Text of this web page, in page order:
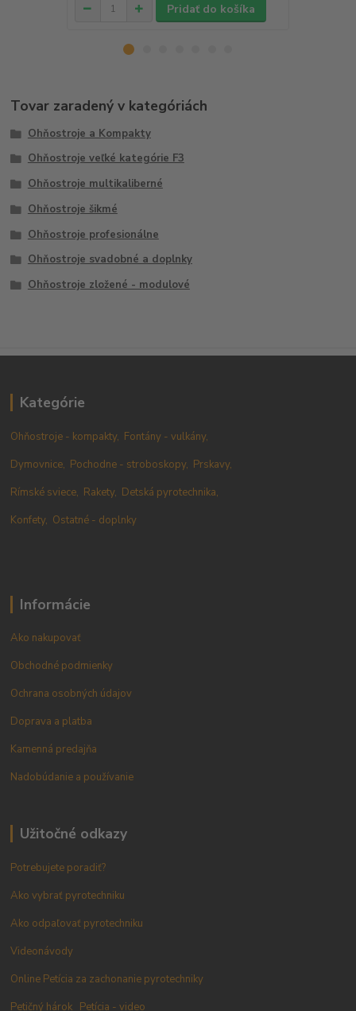
Pridať do košíka
Tovar zaradený v kategóriách
Ohňostroje a Kompakty
Ohňostroje veľké kategórie F3
Ohňostroje multikaliberné
Ohňostroje šikmé
Ohňostroje profesionálne
Ohňostroje svadobné a doplnky
Ohňostroje zložené - modulové
Kategórie
Ohňostroje - kompakty, Fontány - vulkány,
Dymovnice, Pochodne - stroboskopy, Prskavy,
Rímské sviece, Rakety, Detská pyrotechnika,
Konfety, Ostatné - doplnky
Informácie
Ako nakupovať
Obchodné podmienky
Ochrana osobných údajov
Doprava a platba
Kamenná predajňa
Nadobúdanie a používanie
Užitočné odkazy
Potrebujete poradiť?
Ako vybrať pyrotechniku
Ako odpaľovať pyrotechniku
Videonávody
Online Petícia za zachonanie pyrotechniky
Petičný hárok Petícia - video